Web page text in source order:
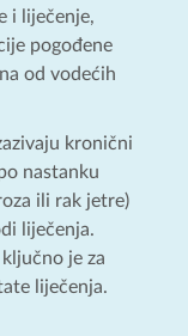
i liječenje,
pogođene
od vodećih
kronični
nastanku
ili rak jetre)
liječenja.
je za
liječenja.